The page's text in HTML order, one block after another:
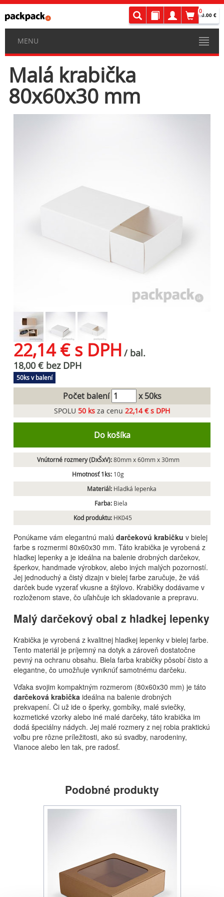
0
0.00 €
MENU
Malá krabička
80x60x30 mm
22,14 € s DPH / bal.
18,00 € bez DPH
50ks v balení
Počet balení x 50ks
SPOLU 50 ks za cenu 22,14 € s DPH
Do košíka
Vnútorné rozmery (DxŠxV):80mm x 60mm x 30mm
Hmotnosť 1ks: 10g
Materiál: Hladká lepenka
Farba: Biela
Kod produktu: HK045
Ponúkame vám elegantnú malú darčekovú krabičku v bielej
farbe s rozmermi 80x60x30 mm. Táto krabička je vyrobená z
hladkej lepenky a je ideálna na balenie drobných darčekov,
šperkov, handmade výrobkov, alebo iných malých pozorností.
Jej jednoduchý a čistý dizajn v bielej farbe zaručuje, že váš
darček bude vyzerať vkusne a štýlovo. Krabičky dodávame v
rozloženom stave, čo uľahčuje ich skladovanie a prepravu.
Malý darčekový obal z hladkej lepenky
Krabička je vyrobená z kvalitnej hladkej lepenky v bielej farbe.
Tento materiál je príjemný na dotyk a zároveň dostatočne
pevný na ochranu obsahu. Biela farba krabičky pôsobí čisto a
elegantne, čo umožňuje vyniknúť samotnému darčeku.
Vďaka svojim kompaktným rozmerom (80x60x30 mm) je táto
darčeková krabička ideálna na balenie drobných
prekvapení. Či už ide o šperky, gombíky, malé sviečky,
kozmetické vzorky alebo iné malé darčeky, táto krabička im
dodá špeciálny nádych. Jej malé rozmery z nej robia praktickú
voľbu pre rôzne príležitosti, ako sú svadby, narodeniny,
Vianoce alebo len tak, pre radosť.
Podobné produkty